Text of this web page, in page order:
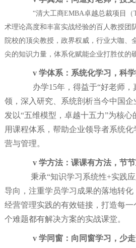
“清大工商EMBA卓越总裁项目（
术理论高度和丰富实战经验的百人教授团
院校的顶尖教授，政界权威，行业大咖、
尖的知识力量，体系化赋能企业打胜仗的
v 学体系：系统化学习，科
办学1 5年，得益于“好老师，
领，深入研究、系统剖析当今中国企
发以“五维模型，卓越十五力”为核心
用课程体系，帮助企业领导者系统
营与管理。
v 学方法：课课有方法，节
秉承“知识学习系统性+实践
导向，注重学员学习成果的落地转
经营管理实践的有效链接，打造每
个难题都有解决方案的实战课堂。
v 学同窗：向同窗学习，少